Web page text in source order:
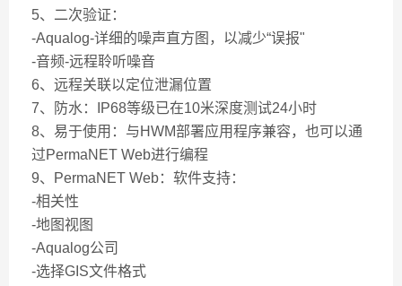
5、二次验证：
-Aqualog-详细的噪声直方图，以减少“误报"
-音频-远程聆听噪音
6、远程关联以定位泄漏位置
7、防水：IP68等级已在10米深度测试24小时
8、易于使用：与HWM部署应用程序兼容，也可以通
过PermaNET Web进行编程
9、PermaNET Web：软件支持：
-相关性
-地图视图
-Aqualog公司
-选择GIS文件格式